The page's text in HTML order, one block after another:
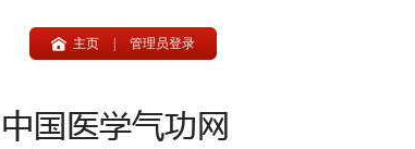
主页 管理员登录